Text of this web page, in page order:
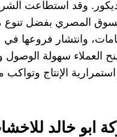
وقد استطاعت
المصري بفضل تنوع
وانتشار فروعها في
العملاء سهولة
استمرارية الإنتاج
ابو خالد